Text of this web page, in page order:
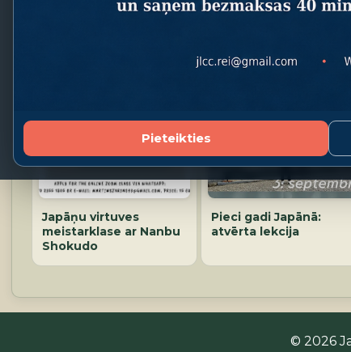
Pieteikties
Japāņu virtuves
meistarklase ar Nanbu
Shokudo
Pieci gadi Japānā:
atvērta lekcija
© 2026